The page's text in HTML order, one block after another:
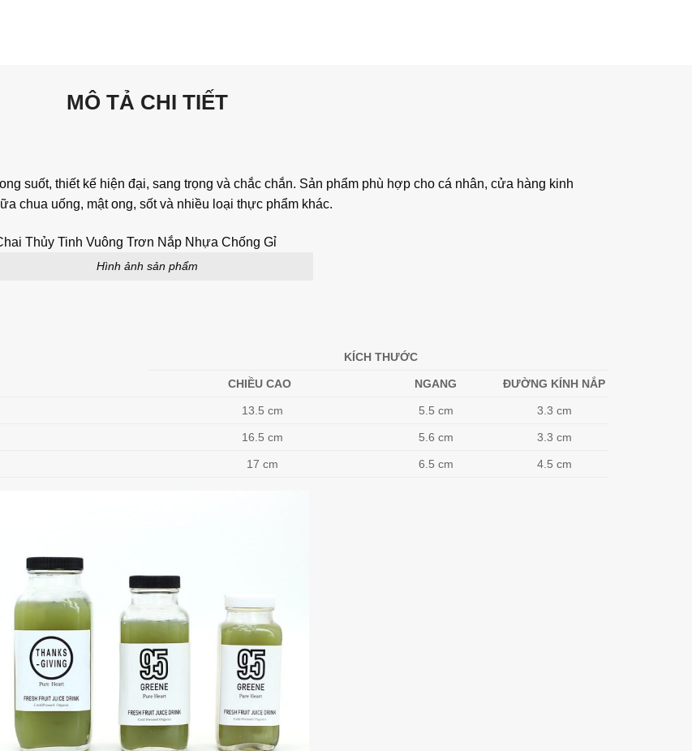
MÔ TẢ CHI TIẾT
suốt, thiết kế hiện đại, sang trọng và chắc chắn. Sản phẩm phù hợp cho cá nhân, cửa hàng kinh
chua uống, mật ong, sốt và nhiều loại thực phẩm khác.
Hình ảnh sản phẩm
KÍCH THƯỚC
CHIỀU CAO NGANG ĐƯỜNG KÍNH NẮP
13.5 cm 5.5 cm 3.3 cm
16.5 cm 5.6 cm 3.3 cm
17 cm 6.5 cm 4.5 cm